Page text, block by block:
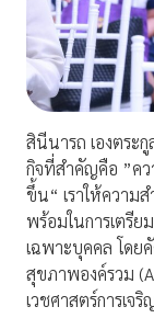
สินีนารถ เองตระ
กิจที่สำคัญคือ ”คว
ขึ้น“ เราให้ความ
พร้อมในการเตรี
เฉพาะบุคคล โดย
สุขภาพองค์รวม
เวชศาสตร์การเจ